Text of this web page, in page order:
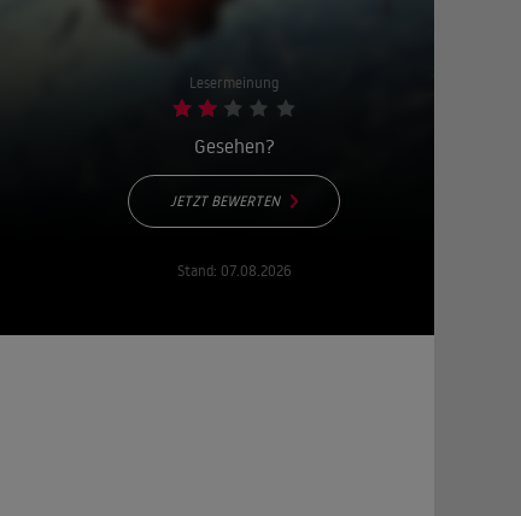
Lesermeinung
Gesehen?
JETZT BEWERTEN
Stand: 07.08.2026